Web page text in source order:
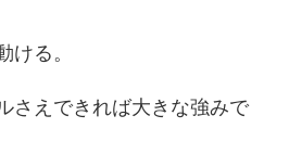
ける。
さえできれば大きな強みで